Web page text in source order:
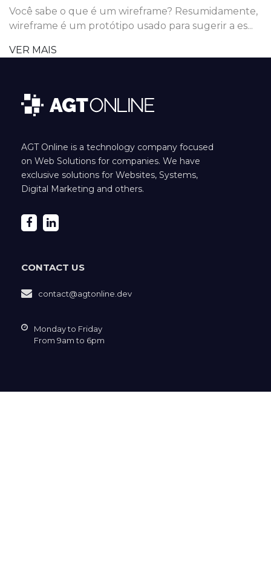
Você sabe o que é um wireframe? Resumidamente,
wireframe é um protótipo usado para sugerir a es...
VER MAIS
AGT Online is a technology company focused
on Web Solutions for companies. We have
exclusive solutions for Websites, Systems,
Digital Marketing and others.
CONTACT US
contact@agtonline.dev
Monday to Friday
From 9am to 6pm